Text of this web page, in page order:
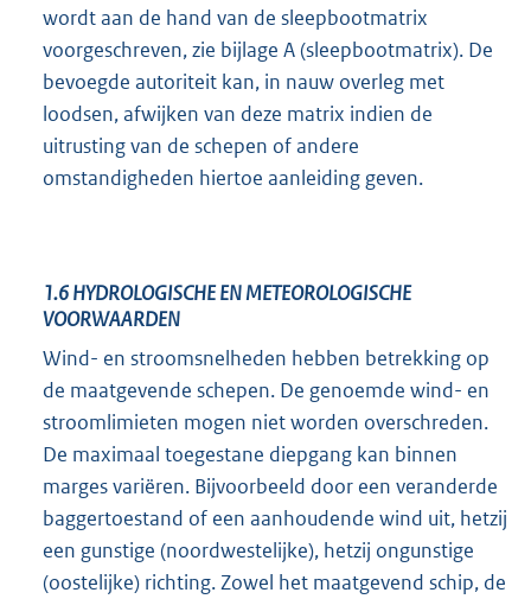
wordt aan de hand van de sleepbootmatrix
voorgeschreven, zie bijlage A (sleepbootmatrix). De
bevoegde autoriteit kan, in nauw overleg met
loodsen, afwijken van deze matrix indien de
uitrusting van de schepen of andere
omstandigheden hiertoe aanleiding geven.
1.6HYDROLOGISCHE EN METEOROLOGISCHE
VOORWAARDEN
Wind- en stroomsnelheden hebben betrekking op
de maatgevende schepen. De genoemde wind- en
stroomlimieten mogen niet worden overschreden.
De maximaal toegestane diepgang kan binnen
marges variëren. Bijvoorbeeld door een veranderde
baggertoestand of een aanhoudende wind uit, hetzij
een gunstige (noordwestelijke), hetzij ongunstige
(oostelijke) richting. Zowel het maatgevend schip, de